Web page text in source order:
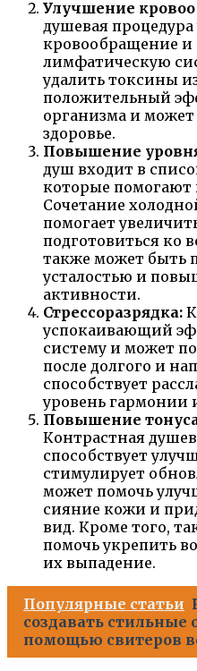
Улучшение
душевая
кровообращение и
лимфатическую
удалить токсины
положительный
организма и
здоровье.
Повышение
душ входит в
которые помогают
Сочетание
помогает
подготовиться ко
также может быть
усталостью и
активности.
Стрессоразрядка:
успокаивающий
систему и может
после долгого и
способствует
уровень гармонии
Повышение
Контрастная
способствует
стимулирует
может помочь
сияние кожи и
вид. Кроме того,
помочь укрепить
их выпадение.
Популярные статьи
создавать стильные
помощью свитеров